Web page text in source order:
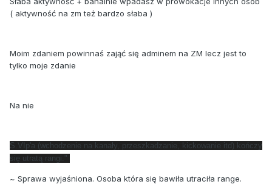
( aktywność na zm też bardzo słaba )
Moim zdaniem powinnaś zająć się adminem na ZM lecz jest to
tylko moje zdanie
Na nie
S.VIp'a (wchodzenie na kanały, przeszkadzanie, kickowanie itd) kończy
się utratą rangi."
~ Sprawa wyjaśniona. Osoba która się bawiła utraciła range.